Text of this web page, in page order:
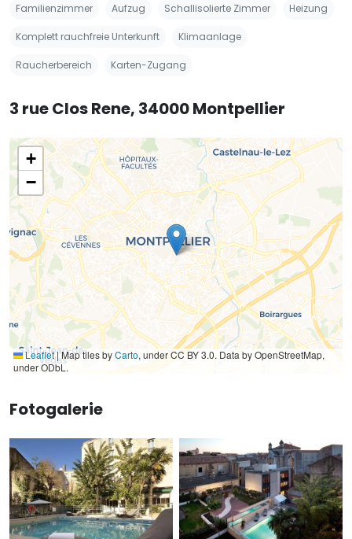
Familienzimmer Aufzug Schallisolierte Zimmer Heizung
Komplett rauchfreie Unterkunft Klimaanlage
Raucherbereich Karten-Zugang
3 rue Clos Rene, 34000 Montpellier
+
−
Leaflet|Map tiles byCarto, under CC BY 3.0. Data by OpenStreetMap,
under ODbL.
Fotogalerie